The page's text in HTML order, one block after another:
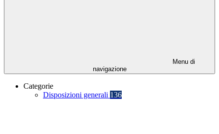
Menu di
navigazione
Categorie
Disposizioni generali 136